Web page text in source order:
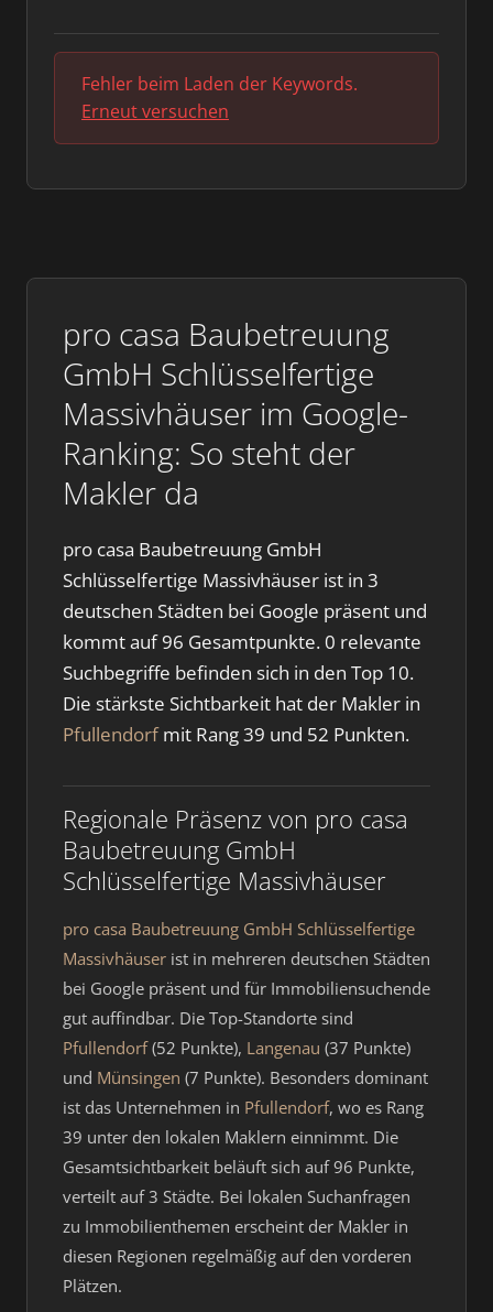
pro casa Baubetreuung
GmbH Schlüsselfertige
Massivhäuser im Google-
Ranking: So steht der
Makler da
pro casa Baubetreuung GmbH
Schlüsselfertige Massivhäuser ist in 3
deutschen Städten bei Google präsent und
kommt auf 96 Gesamtpunkte. 0 relevante
Suchbegriffe befinden sich in den Top 10.
Die stärkste Sichtbarkeit hat der Makler in
Pfullendorfmit Rang 39 und 52 Punkten.
Regionale Präsenz von pro casa
Baubetreuung GmbH
Schlüsselfertige Massivhäuser
pro casa Baubetreuung GmbH Schlüsselfertige
Massivhäuser ist in mehreren deutschen Städten
bei Google präsent und für Immobiliensuchende
gut auffindbar. Die Top-Standorte sind
Pfullendorf(52 Punkte), Langenau (37 Punkte)
und Münsingen (7 Punkte). Besonders dominant
ist das Unternehmen in Pfullendorf, wo es Rang
39 unter den lokalen Maklern einnimmt. Die
Gesamtsichtbarkeit beläuft sich auf 96 Punkte,
verteilt auf 3 Städte. Bei lokalen Suchanfragen
zu Immobilienthemen erscheint der Makler in
diesen Regionen regelmäßig auf den vorderen
Plätzen.
Fehler beim Laden der Keywords.
Erneut versuchen